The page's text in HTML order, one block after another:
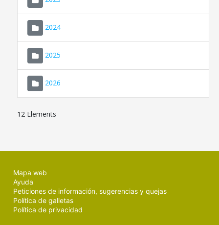
2024
2025
2026
12 Elements
Mapa web
Ayuda
Peticiones de información, sugerencias y quejas
Política de galletas
Política de privacidad